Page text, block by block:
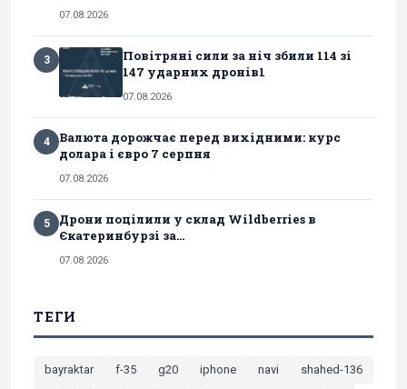
07.08.2026
3
Повітряні сили за ніч збили 114 зі
147 ударних дронів1
07.08.2026
4
Валюта дорожчає перед вихідними: курс
долара і євро 7 серпня
07.08.2026
5
Дрони поцілили у склад Wildberries в
Єкатеринбурзі за...
07.08.2026
ТЕГИ
bayraktar f-35 g20 iphone navi
shahed-136